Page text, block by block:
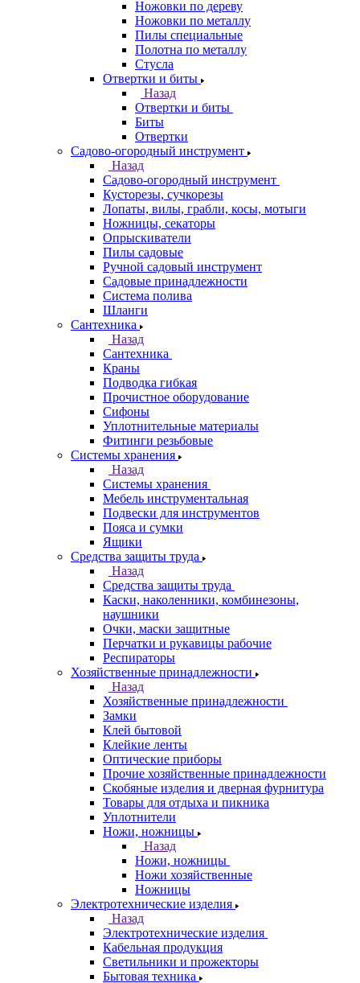
Ножовки по дереву
Ножовки по металлу
Пилы специальные
Полотна по металлу
Стусла
Отвертки и биты
Назад
Отвертки и биты
Биты
Отвертки
Садово-огородный инструмент
Назад
Садово-огородный инструмент
Кусторезы, сучкорезы
Лопаты, вилы, грабли, косы, мотыги
Ножницы, секаторы
Опрыскиватели
Пилы садовые
Ручной садовый инструмент
Садовые принадлежности
Система полива
Шланги
Сантехника
Назад
Сантехника
Краны
Подводка гибкая
Прочистное оборудование
Сифоны
Уплотнительные материалы
Фитинги резьбовые
Системы хранения
Назад
Системы хранения
Мебель инструментальная
Подвески для инструментов
Пояса и сумки
Ящики
Средства защиты труда
Назад
Средства защиты труда
Каски, наколенники, комбинезоны,
наушники
Очки, маски защитные
Перчатки и рукавицы рабочие
Респираторы
Хозяйственные принадлежности
Назад
Хозяйственные принадлежности
Замки
Клей бытовой
Клейкие ленты
Оптические приборы
Прочие хозяйственные принадлежности
Скобяные изделия и дверная фурнитура
Товары для отдыха и пикника
Уплотнители
Ножи, ножницы
Назад
Ножи, ножницы
Ножи хозяйственные
Ножницы
Электротехнические изделия
Назад
Электротехнические изделия
Кабельная продукция
Светильники и прожекторы
Бытовая техника